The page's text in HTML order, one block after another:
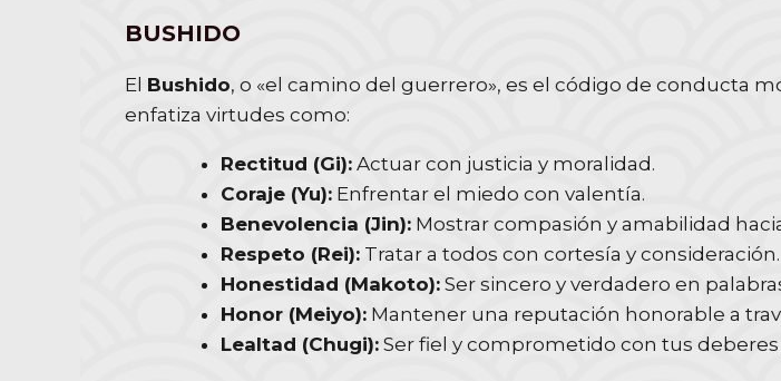
BUSHIDO
El Bushido, o «el camino del guerrero», es el código de conducta
enfatiza virtudes como:
Rectitud (Gi): Actuar con justicia y moralidad.
Coraje (Yu): Enfrentar el miedo con valentía.
Benevolencia (Jin): Mostrar compasión y amabilidad
Respeto (Rei): Tratar a todos con cortesía y consideración.
Honestidad (Makoto): Ser sincero y verdadero en
Honor (Meiyo): Mantener una reputación honorable a
Lealtad (Chugi): Ser fiel y comprometido con tus deberes